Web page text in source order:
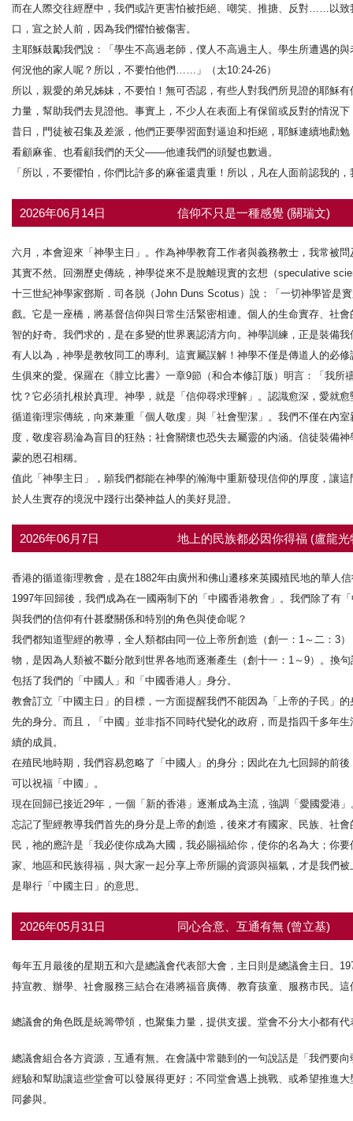
而在人際交往經歷中，我們或許更害怕被拒絕、嘲笑、推搪、反對……以
口，宣之於人前，因為我們懼怕被傷害。
主耶穌鼓勵我們說：「學生不高過老師，僕人不高過主人。學生所遭遇的
何況他的家人呢？所以，不要怕他們……」（太10:24-26）
所以，親愛的弟兄姊妹，不要怕！無可否認，有些人對我們所見證的耶穌
力量，幫助我們去見證他。事實上，不少人在表面上有保留或反對的情況
昔日，門徒被召集及差派，他們正要學習面對逼迫和拒絕，耶穌連續地勸
看顧麻雀、也看顧我們的天父——他連我們的頭髮也數過。
「所以，不要懼怕，你們比許多的麻雀還貴重！所以，凡在人面前認我的
2026年06月14日 信仰不只是一種感覺 (關瑞文)
六月，本會迎來「神學主日」。作為神學教育工作者與義務教士，我常被
其實不然。回溯歷史傳統，神學從來不是脫離現實的玄想（speculative
十三世紀神學家鄧斯．司各脱（John Duns Scotus）說：「一切神學皆是
戲。它是一座橋，將基督信仰與日常生活緊密相連。個人的生命實存、
智的好奇。我們求的，是在多變的世界裏認清方向。神學訓練，正是裝備
有人以為，神學是教牧同工的專利。這實屬誤解！神學不僅是傳道人的必
生俱來的愛。保羅在《腓立比書》一章9節（和合本修訂版）明言：「我
忱？它必須扎根於真理。神學，就是「信仰尋求理解」。認識愈深，愛就
循道衞理宗傳統，向來兼重「個人敬虔」與「社會聖潔」。我們不僅在內
度，敬虔容易淪為盲目的狂熱；社會關懷也恐失去屬靈的内涵。信徒裝備
蒙的恩召相稱。
值此「神學主日」，願我們都能在神學的瀚海中重新發現信仰的厚度，讓
於人生實存的境況中踐行出榮神益人的美好見證。
2026年06月7日 地上的民族都必因你得福 (盧龍
香港的循道衞理教會，是在1882年由廣州和佛山遷移來英國殖民地的華人
1997年回歸後，我們成為在一國兩制下的「中國香港教會」。我們除了有
與我們的信仰有什甚麼關係和特別的角色與使命呢？
我們都知道聖經的教導，全人類都由同一位上帝所創造（創一：1～二：3
物，是因為人類被不斷分散到世界各地而逐漸產生（創十一：1～9）。換
包括了我們的「中國人」和「中國香港人」身分。
教會訂立「中國主日」的目標，一方面提醒我們不能因為「上帝的子民」
先的身分。而且，「中國」並非指不同時代變化的政府，而是指四千多年
續的成員。
在殖民地時期，我們容易忽略了「中國人」的身分；因此在九七回歸的前
可以祝福「中國」。
現在回歸已接近29年，一個「新的香港」逐漸成為主流，強調「愛國愛港
忘記了聖經教導我們首先的身分是上帝的創造，後來才有國家、民族、社
民，祂的應許是「我必使你成為大國，我必賜福給你，使你的名為大；
家、地區和民族得福，與大家一起分享上帝所賜的資源與福氣，才是我們
是舉行「中國主日」的意思。
2026年05月31日 同心合意、互通有無 (曾立基)
每年五月最後的星期五和六是總議會代表部大會，主日則是總議會主日。
持宣教、辦學、社會服務三結合在港將福音廣傳、教育孩童、服務市民。
總議會的角色既是統籌帶領，也聚集力量，提供支援。堂會不分大小都有
總議會組合各方資源，互通有無。在會議中常聽到的一句說話是「我們要
經驗和幫助讓這些堂會可以發展得更好；不同堂會遇上挑戰、或希望推進
同參與。